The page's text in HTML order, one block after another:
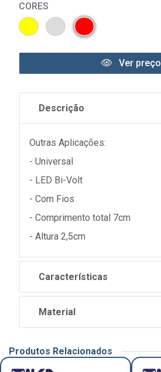
CORES
Ver preço
Descrição
Outras Aplicações:
- Universal
- LED Bi-Volt
- Com Fios
- Comprimento total 7cm
- Altura 2,5cm
Características
Material
Produtos Relacionados